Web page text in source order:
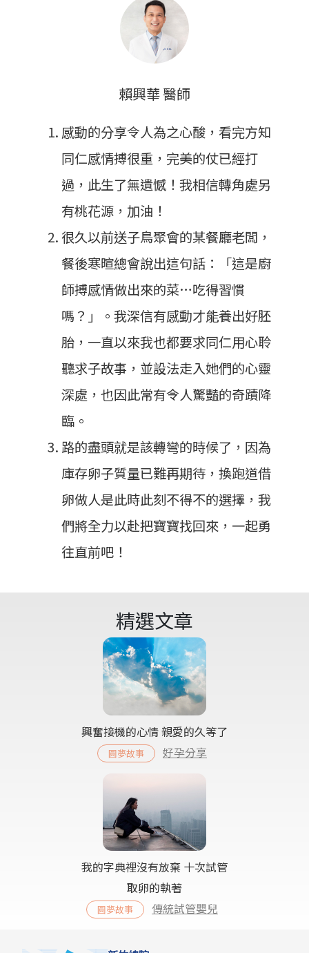
賴興華 醫師
感動的分享令人為之心酸，看完方知
同仁感情搏很重，完美的仗已經打
過，此生了無遺憾！我相信轉角處另
有桃花源，加油！
很久以前送子鳥聚會的某餐廳老闆，
餐後寒暄總會說出這句話：「這是廚
師搏感情做出來的菜…吃得習慣
嗎？」。我深信有感動才能養出好胚
胎，一直以來我也都要求同仁用心聆
聽求子故事，並設法走入她們的心靈
深處，也因此常有令人驚豔的奇蹟降
臨。
路的盡頭就是該轉彎的時候了，因為
庫存卵子質量已難再期待，換跑道借
卵做人是此時此刻不得不的選擇，我
們將全力以赴把寶寶找回來，一起勇
往直前吧！
精選文章
興奮接機的心情 親愛的久等了
圓夢故事 好孕分享
我的字典裡沒有放棄 十次試管
取卵的執著
圓夢故事 傳統試管嬰兒